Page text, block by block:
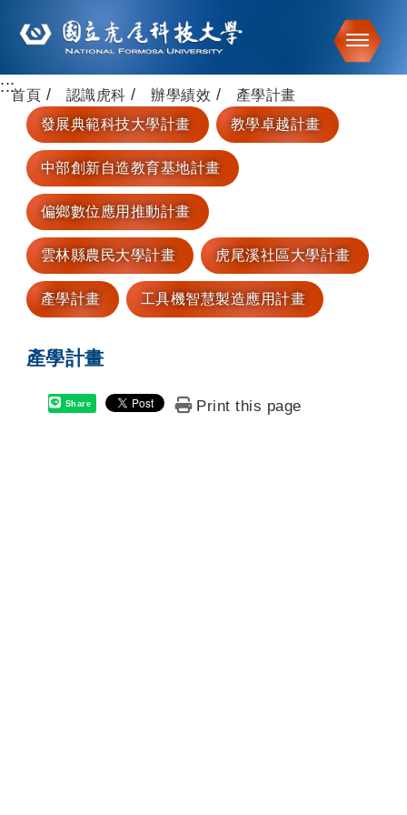
跳到主要內容
:::首頁 認識虎科 辦學績效
產學計畫
發展典範科技大學計畫
教學卓越計畫
中部創新自造教育基地計畫
偏鄉數位應用推動計畫
雲林縣農民大學計畫 虎尾溪社區大學計畫
產學計畫 工具機智慧製造應用計畫
產學計畫
Share Print this page